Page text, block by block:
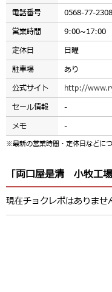
電話番号
0568-77-2308
営業時間
9:00~17:00
定休日
日曜
駐車場
あり
公式サイト
http://
セール情報
-
メモ
-
※最新の営業時間・定休日などに
「両口屋是清 小牧工
現在チョクレポはありませ